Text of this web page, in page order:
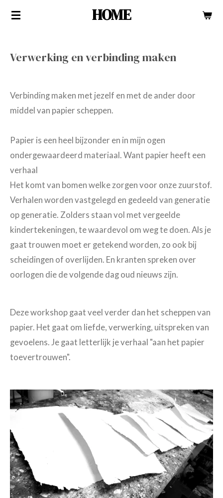
Ga
de
HOME
Verwerking en verbinding maken
Verbinding maken met jezelf en met de ander door
middel van papier scheppen.
Papier is een heel bijzonder en in mijn ogen
ondergewaardeerd materiaal. Want papier heeft een
verhaal
Het komt van bomen welke zorgen voor onze zuurstof.
Verhalen worden vastgelegd en gedeeld van generatie
op generatie. Zolders staan vol met vergeelde
kindertekeningen, te waardevol om weg te doen. Als je
gaat trouwen moet er getekend worden, zo ook bij
scheidingen of overlijden. En kranten spreken over
oorlogen die de volgende dag oud nieuws zijn.
Deze workshop gaat veel verder dan het scheppen van
papier. Het gaat om liefde, verwerking, uitspreken van
gevoelens. Je gaat letterlijk je verhaal "aan het papier
toevertrouwen".